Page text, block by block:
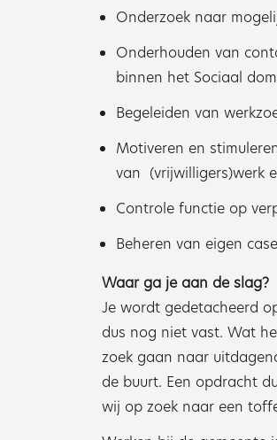
Onderzoek naar
Onderhouden van
binnen het Sociaal
Begeleiden van
Motiveren en
van (vrijwilligers)werk
Controle functie op
Beheren van eigen
Waar ga je aan de slag?
Je wordt gedetacheerd
dus nog niet vast. Wat
zoek gaan naar
de buurt. Een opdracht
wij op zoek naar een